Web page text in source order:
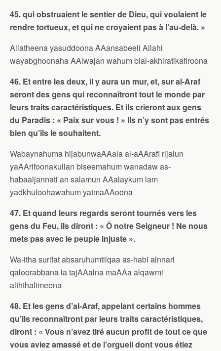
45. qui obstruaient le sentier de Dieu, qui voulaient le
rendre tortueux, et qui ne croyaient pas à l’au-delà. »
Allatheena yasuddoona AAansabeeli Allahi
wayabghoonaha AAiwajan wahum bial-akhiratikafiroona
46. Et entre les deux, il y aura un mur, et, sur al-Araf
seront des gens qui reconnaîtront tout le monde par
leurs traits caractéristiques. Et ils crieront aux gens
du Paradis : « Paix sur vous ! » Ils n’y sont pas entrés
bien qu’ils le souhaitent.
Wabaynahuma hijabunwaAAala al-aAArafi rijalun
yaAArifoonakullan biseemahum wanadaw as-
habaaljannati an salamun AAalaykum lam
yadkhuloohawahum yatmaAAoona
47. Et quand leurs regards seront tournés vers les
gens du Feu, ils diront : « Ô notre Seigneur ! Ne nous
mets pas avec le peuple injuste ».
Wa-itha surifat absaruhumtilqaa as-habi alnnari
qaloorabbana la tajAAalna maAAa alqawmi
alththalimeena
48. Et les gens d’al-Araf, appelant certains hommes
qu’ils reconnaîtront par leurs traits caractéristiques,
diront : « Vous n’avez tiré aucun profit de tout ce que
vous aviez amassé et de l’orgueil dont vous étiez